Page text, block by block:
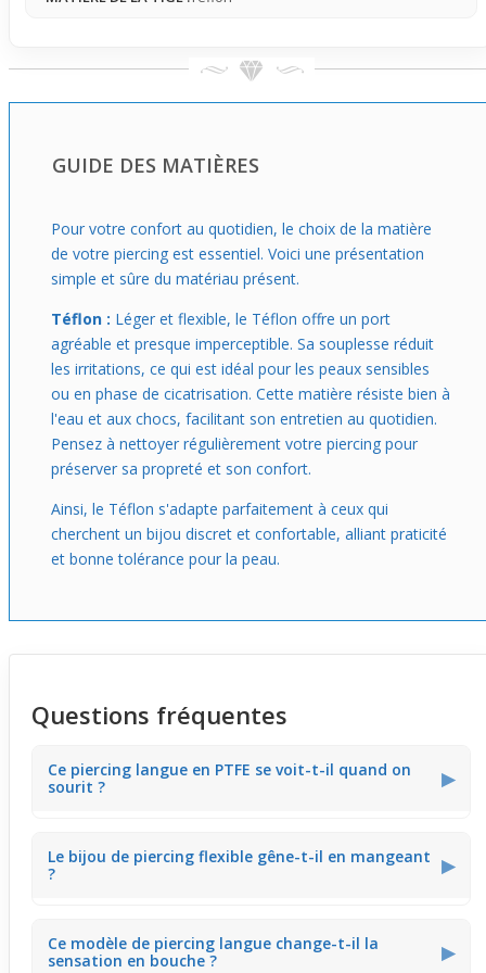
recherchent un bijou simple à porter, qui complète une
style discret pour sublimer votre silhouette.
GUIDE DES MATIÈRES
Pour votre confort au quotidien, le choix de la matière
de votre piercing est essentiel. Voici une présentation
simple et sûre du matériau présent.
Téflon : Léger et flexible, le Téflon offre un port
agréable et presque imperceptible. Sa souplesse réduit
les irritations, ce qui est idéal pour les peaux sensibles
ou en phase de cicatrisation. Cette matière résiste bien à
l'eau et aux chocs, facilitant son entretien au quotidien.
Pensez à nettoyer régulièrement votre piercing pour
préserver sa propreté et son confort.
Ainsi, le Téflon s'adapte parfaitement à ceux qui
cherchent un bijou discret et confortable, alliant praticité
et bonne tolérance pour la peau.
Questions fréquentes
Ce piercing langue en PTFE se voit-t-il quand on
sourit ?
▶
reste discrète, surtout quand on sourit. Il offre un effet
sobre, dévoilant juste une touche délicate sans attirer
Le bijou de piercing flexible gêne-t-il en mangeant
?
▶
mouvements de la langue, minimisant la gêne lors des
repas. Sa tige souple limite la sensation d’inconfort
Ce modèle de piercing langue change-t-il la
sensation en bouche ?
▶